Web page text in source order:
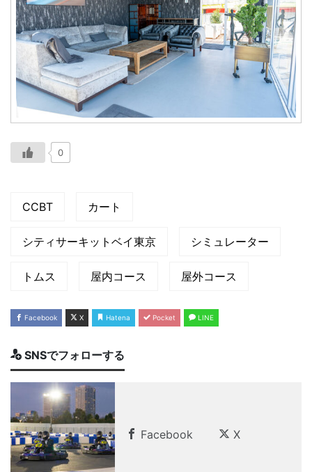
0
CCBT カート
シティサーキットベイ東京 シミュレーター
トムス 屋内コース 屋外コース
Facebook X Hatena Pocket LINE
SNSでフォローする
Facebook X